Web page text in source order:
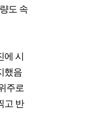
도 속
에 시
했음
주로
고 반